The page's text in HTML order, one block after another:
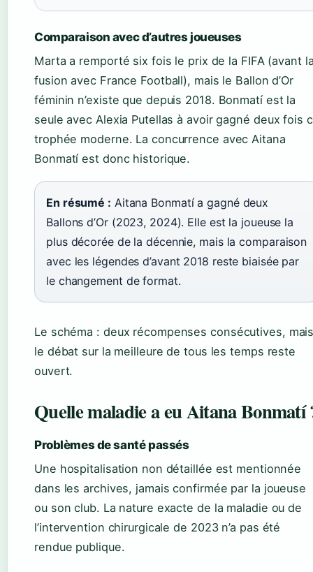
Comparaison avec d’autres joueuses
Marta a remporté six fois le prix de la FIFA (avant
fusion avec France Football), mais le Ballon d’Or
féminin n’existe que depuis 2018. Bonmatí est la
seule avec Alexia Putellas à avoir gagné deux fois
trophée moderne. La concurrence avec Aitana
Bonmatí est donc historique.
En résumé : Aitana Bonmatí a gagné deux
Ballons d’Or (2023, 2024). Elle est la joueuse la
plus décorée de la décennie, mais la comparaison
avec les légendes d’avant 2018 reste biaisée par
le changement de format.
Le schéma : deux récompenses consécutives,
le débat sur la meilleure de tous les temps reste
ouvert.
Quelle maladie a eu Aitana Bonmatí
Problèmes de santé passés
Une hospitalisation non détaillée est mentionnée
dans les archives, jamais confirmée par la joueuse
ou son club. La nature exacte de la maladie ou de
l’intervention chirurgicale de 2023 n’a pas été
rendue publique.